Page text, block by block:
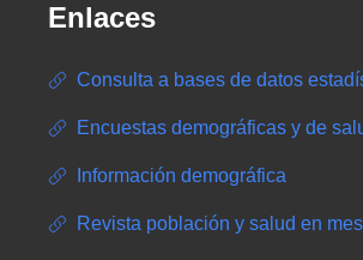
Enlaces
Consulta a bases de datos
Encuestas demográficas y de
Información demográfica
Revista población y salud en